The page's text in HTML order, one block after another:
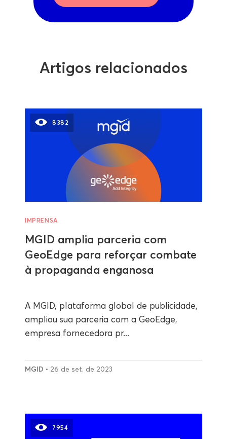
Artigos relacionados
8382
IMPRENSA
MGID amplia parceria com
GeoEdge para reforçar combate
à propaganda enganosa
A MGID, plataforma global de publicidade,
ampliou sua parceria com a GeoEdge,
empresa fornecedora pr...
MGID • 26 de set. de 2023
7954